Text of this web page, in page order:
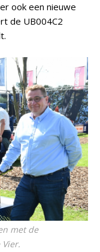
ook een nieuwe
de UB004C2
met de